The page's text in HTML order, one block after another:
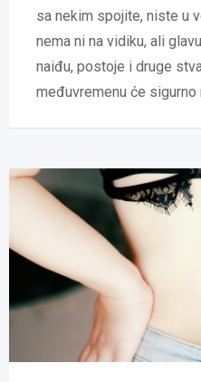
sa nekim spojite, niste u
nema ni na vidiku, ali
naiđu, postoje i druge
međuvremenu će sigurno